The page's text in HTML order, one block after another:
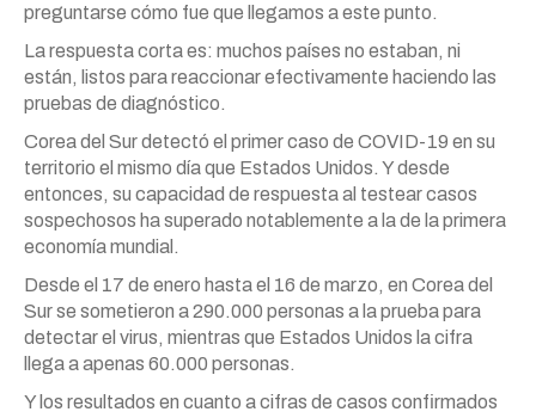
preguntarse cómo fue que llegamos a este punto.
La respuesta corta es: muchos países no estaban, ni
están, listos para reaccionar efectivamente haciendo las
pruebas de diagnóstico.
Corea del Sur detectó el primer caso de COVID-19 en su
territorio el mismo día que Estados Unidos. Y desde
entonces, su capacidad de respuesta al testear casos
sospechosos ha superado notablemente a la de la primera
economía mundial.
Desde el 17 de enero hasta el 16 de marzo, en Corea del
Sur se sometieron a 290.000 personas a la prueba para
detectar el virus, mientras que Estados Unidos la cifra
llega a apenas 60.000 personas.
Y los resultados en cuanto a cifras de casos confirmados